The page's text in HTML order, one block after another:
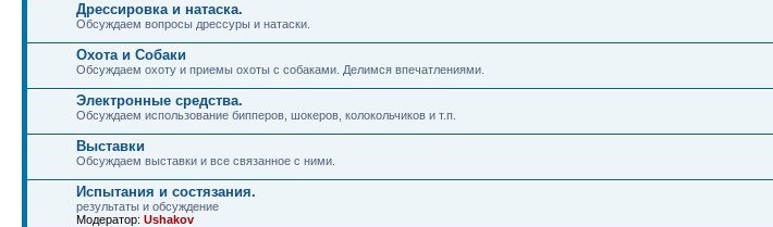
Дрессировка и натаска.
Обсуждаем вопросы дрессуры и натаски.
Охота и Собаки
Обсуждаем охоту и приемы охоты с собаками. Делимся впечатлениями.
Электронные средства.
Обсуждаем использование бипперов, шокеров, колокольчиков и т.п.
Выставки
Обсуждаем выставки и все связанное с ними.
Испытания и состязания.
результаты и обсуждение
Модератор: Ushakov